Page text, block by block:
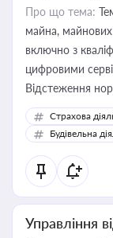
Про що тема:
майна, майнових
включно з
цифровими
Відстеження
корисне для
бухгалтера під
державного
статусу суб'єктів
Страхова
Будівельна
Управління